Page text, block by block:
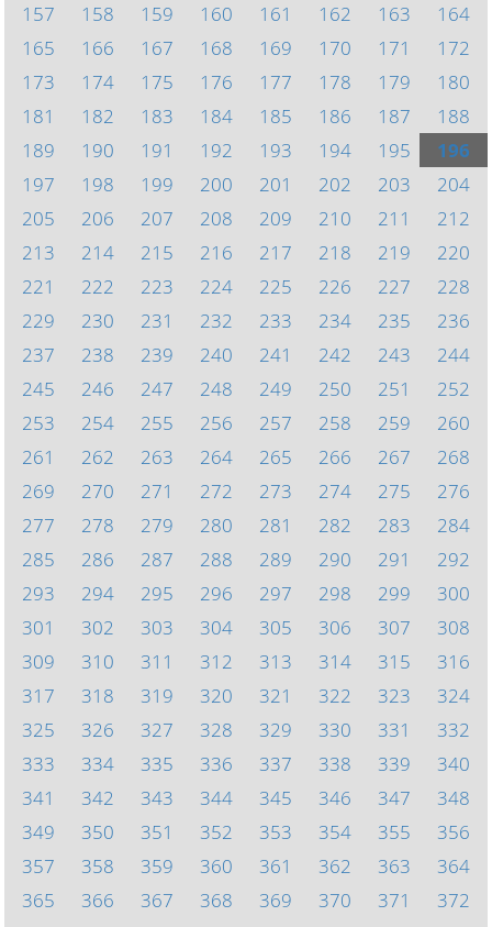
157
158 159 160 161 162 163
164
165
166 167 168 169 170 171
172
173
174 175 176 177 178 179
180
181
182 183 184 185 186 187
188
189
190 191 192 193 194 195
196
197
198 199 200 201 202 203
204
205
206 207 208 209 210 211
212
213
214 215 216 217 218 219
220
221
222 223 224 225 226 227
228
229
230 231 232 233 234 235
236
237
238 239 240 241 242 243
244
245
246 247 248 249 250 251
252
253
254 255 256 257 258 259
260
261
262 263 264 265 266 267
268
269
270 271 272 273 274 275
276
277
278 279 280 281 282 283
284
285
286 287 288 289 290 291
292
293
294 295 296 297 298 299
300
301
302 303 304 305 306 307
308
309
310 311 312 313 314 315
316
317
318 319 320 321 322 323
324
325
326 327 328 329 330 331
332
333
334 335 336 337 338 339
340
341
342 343 344 345 346 347
348
349
350 351 352 353 354 355
356
357
358 359 360 361 362 363
364
365
366 367 368 369 370 371
372